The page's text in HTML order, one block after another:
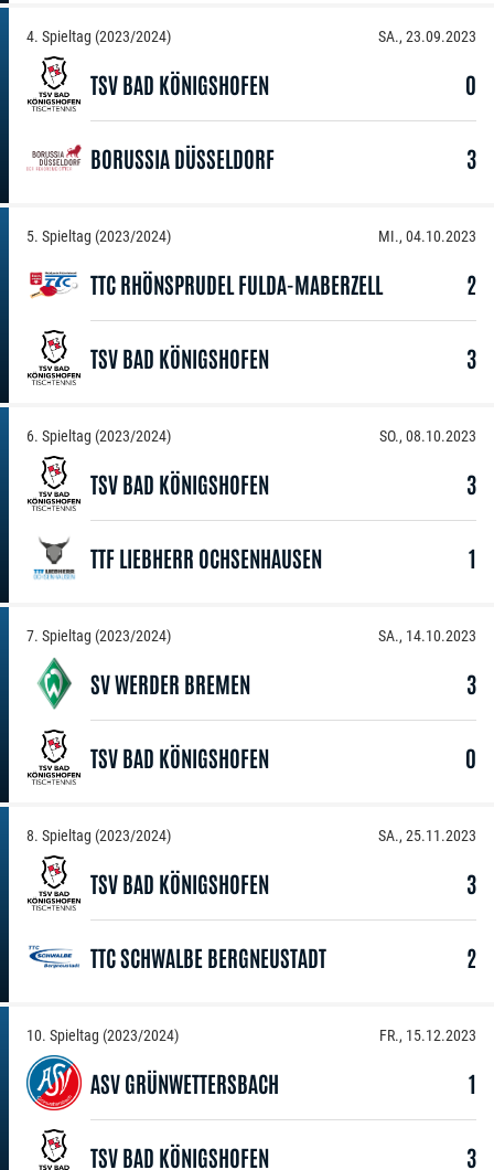
4. Spieltag (2023/2024) SA., 23.09.2023
TSV BAD KÖNIGSHOFEN 0
BORUSSIA DÜSSELDORF 3
5. Spieltag (2023/2024) MI., 04.10.2023
TTC RHÖNSPRUDEL FULDA-MABERZELL 2
TSV BAD KÖNIGSHOFEN 3
6. Spieltag (2023/2024) SO., 08.10.2023
TSV BAD KÖNIGSHOFEN 3
TTF LIEBHERR OCHSENHAUSEN 1
7. Spieltag (2023/2024) SA., 14.10.2023
SV WERDER BREMEN 3
TSV BAD KÖNIGSHOFEN 0
8. Spieltag (2023/2024) SA., 25.11.2023
TSV BAD KÖNIGSHOFEN 3
TTC SCHWALBE BERGNEUSTADT 2
10. Spieltag (2023/2024) FR., 15.12.2023
ASV GRÜNWETTERSBACH 1
TSV BAD KÖNIGSHOFEN 3